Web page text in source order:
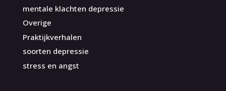
mentale klachten depressie
Overige
Praktijkverhalen
soorten depressie
stress en angst